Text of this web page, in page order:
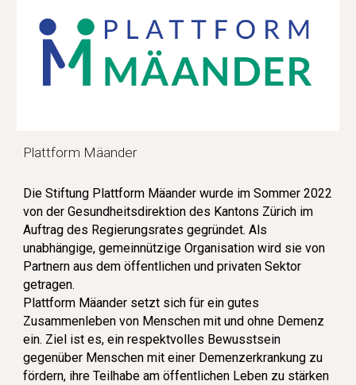
Plattform Mäander
Die Stiftung Plattform Mäander wurde im Sommer 2022
von der Gesundheitsdirektion des Kantons Zürich im
Auftrag des Regierungsrates gegründet. Als
unabhängige, gemeinnützige Organisation wird sie von
Partnern aus dem öffentlichen und privaten Sektor
getragen.
Plattform Mäander setzt sich für ein gutes
Zusammenleben von Menschen mit und ohne Demenz
ein. Ziel ist es, ein respektvolles Bewusstsein
gegenüber Menschen mit einer Demenzerkrankung zu
fördern, ihre Teilhabe am öffentlichen Leben zu stärken